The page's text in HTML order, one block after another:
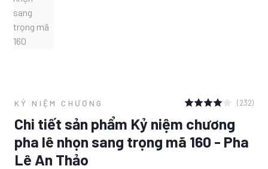
KỶ NIỆM CHƯƠNG (232)
Chi tiết sản phẩm Kỷ niệm chương
pha lê nhọn sang trọng mã 160 - Pha
Lê An Thảo